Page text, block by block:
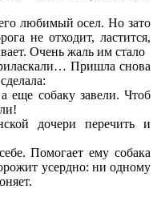
любимый осел. Но зато
не отходит, ластится,
Очень жаль им стало
Пришла снова
еще собаку завели. Чтоб
дочери перечить и
Помогает ему собака
усердно: ни одному